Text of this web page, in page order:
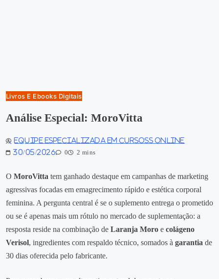
Livros E Ebooks Digitais
Análise Especial: MoroVitta
Equipe especializada em Cursoss Online
30/05/2026
0 2 mins
O MoroVitta tem ganhado destaque em campanhas de marketing
agressivas focadas em emagrecimento rápido e estética corporal
feminina. A pergunta central é se o suplemento entrega o prometido
ou se é apenas mais um rótulo no mercado de suplementação: a
resposta reside na combinação de Laranja Moro e colágeno
Verisol, ingredientes com respaldo técnico, somados à garantia de
30 dias oferecida pelo fabricante.